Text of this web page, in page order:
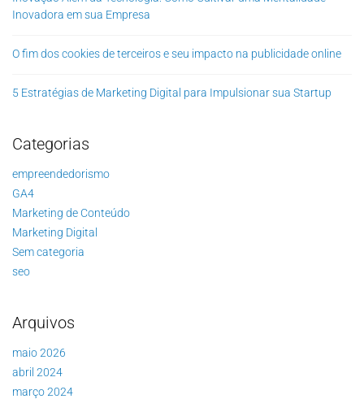
Inovadora em sua Empresa
O fim dos cookies de terceiros e seu impacto na publicidade online
5 Estratégias de Marketing Digital para Impulsionar sua Startup
Categorias
empreendedorismo
GA4
Marketing de Conteúdo
Marketing Digital
Sem categoria
seo
Arquivos
maio 2026
abril 2024
março 2024